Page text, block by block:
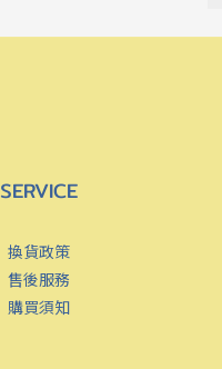
SERVICE
換貨政策
售後服務
購買須知